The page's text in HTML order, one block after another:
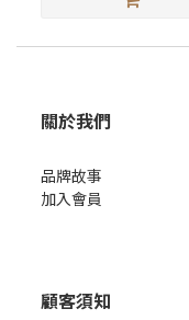
關於我們
品牌故事
加入會員
顧客須知